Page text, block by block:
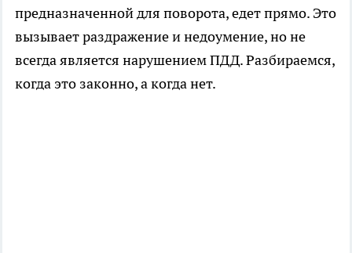
предназначенной для поворота, едет прямо. Это
вызывает раздражение и недоумение, но не
всегда является нарушением ПДД. Разбираемся,
когда это законно, а когда нет.